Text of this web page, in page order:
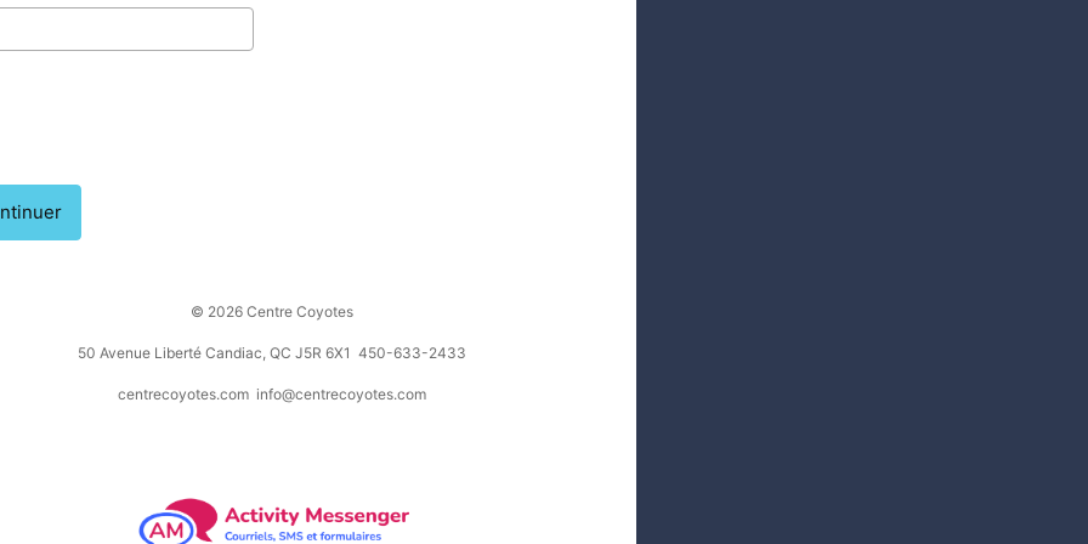
© 2026 Centre Coyotes
50 Avenue Liberté Candiac, QC J5R 6X1 450-633-2433
centrecoyotes.com info@centrecoyotes.com